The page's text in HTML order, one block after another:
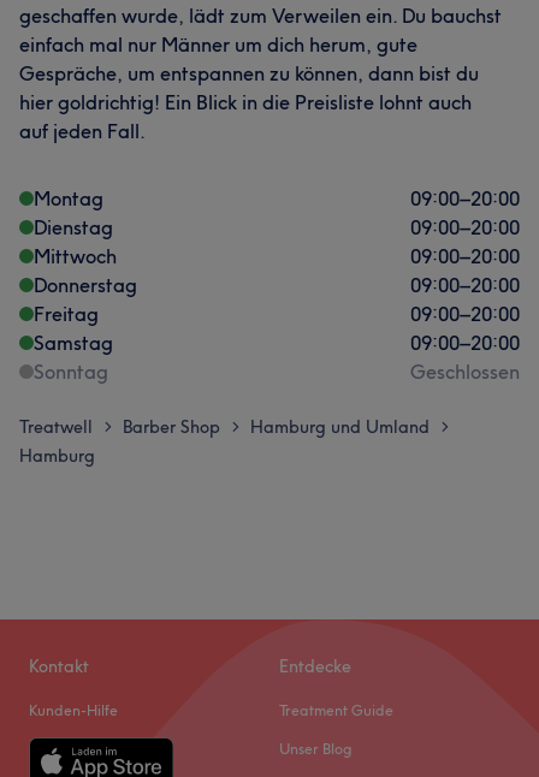
geschaffen wurde, lädt zum Verweilen ein. Du bauchst
einfach mal nur Männer um dich herum, gute
Gespräche, um entspannen zu können, dann bist du
hier goldrichtig! Ein Blick in die Preisliste lohnt auch
auf jeden Fall.
Montag 09:00–20:00
Dienstag
09:00–20:00
Mittwoch
09:00–20:00
Donnerstag
09:00–20:00
Freitag
09:00–20:00
Samstag
09:00–20:00
Sonntag
Geschlossen
Treatwell > Barber Shop > Hamburg und Umland >
Hamburg
Kontakt
Kunden-Hilfe
Entdecke
Treatment Guide
Unser Blog